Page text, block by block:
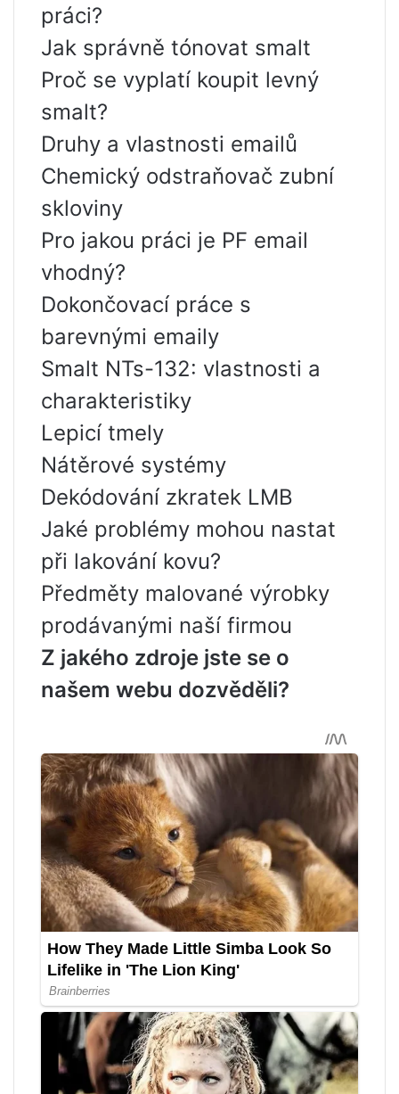
práci?
Jak správně tónovat smalt
Proč se vyplatí koupit levný
smalt?
Druhy a vlastnosti emailů
Chemický odstraňovač zubní
skloviny
Pro jakou práci je PF email
vhodný?
Dokončovací práce s
barevnými emaily
Smalt NTs-132: vlastnosti a
charakteristiky
Lepicí tmely
Nátěrové systémy
Dekódování zkratek LMB
Jaké problémy mohou nastat
při lakování kovu?
Předměty malované výrobky
prodávanými naší firmou
Z jakého zdroje jste se o
našem webu dozvěděli?